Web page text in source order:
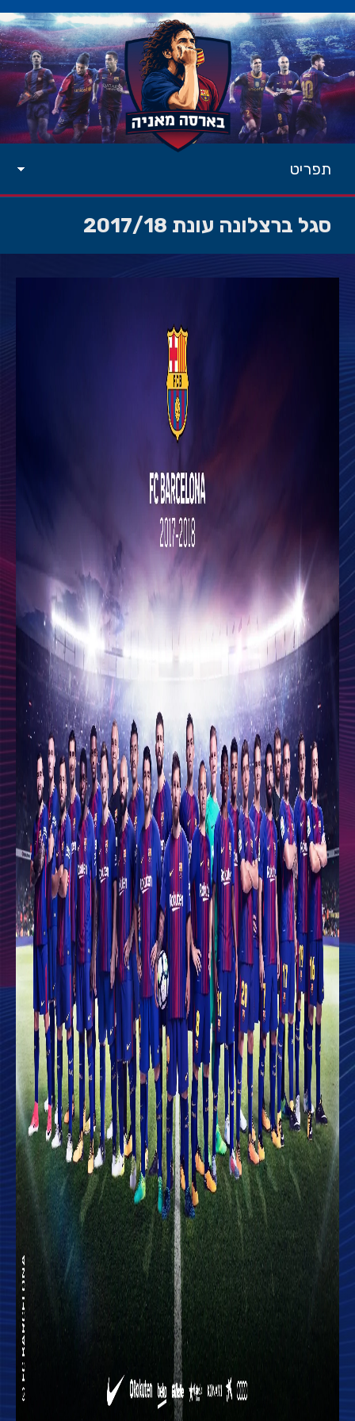
תפריט
סגל ברצלונה עונת 2017/18